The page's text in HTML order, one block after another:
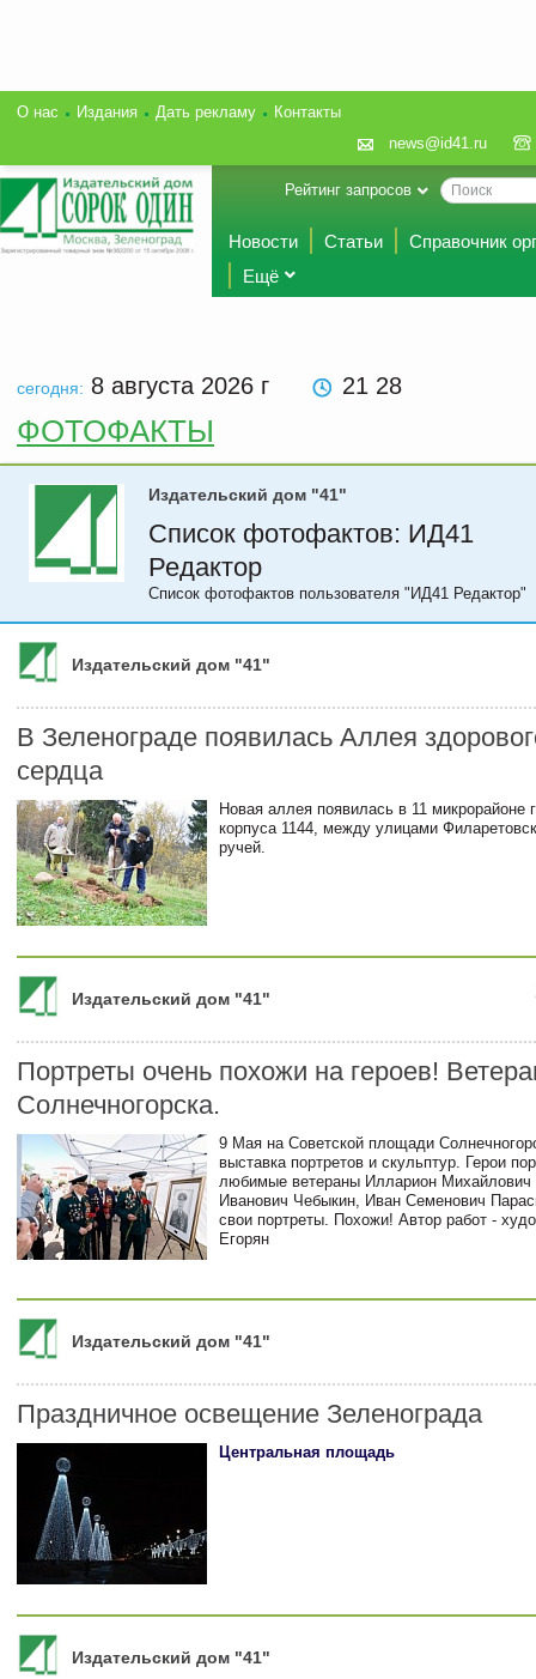
О нас Издания Дать рекламу
Контакты
news@id41.ru
Рейтинг запросов
Новости Статьи
Справочник
Ещё
сегодня: 8 августа 2026 г 21 28
ФОТОФАКТЫ
Издательский дом "41"
Список фотофактов: ИД41
Редактор
Список фотофактов пользователя "ИД41 Редактор"
Издательский дом "41"
В Зеленограде появилась Аллея
сердца
Новая аллея появилась в 11 микрорайоне
корпуса 1144, между улицами
ручей.
Издательский дом "41"
Портреты очень похожи на героев!
Солнечногорска.
9 Мая на Советской площади
выставка портретов и скульптур. Герои
любимые ветераны Илларион
Иванович Чебыкин, Иван Семенович
свои портреты. Похожи! Автор работ -
Егорян
Издательский дом "41"
Праздничное освещение Зеленограда
Центральная площадь
Издательский дом "41"